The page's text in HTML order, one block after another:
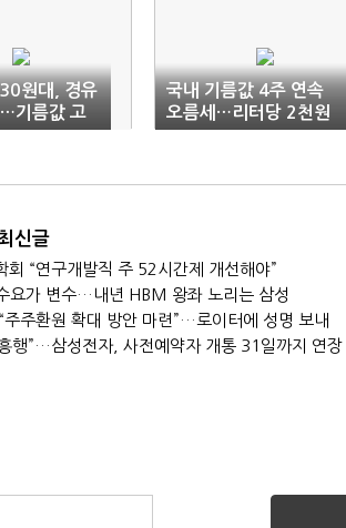
원대, 경유
기름값 고
국내 기름값 4주 연속
오름세…리터당 2천원
돌파
신글
회 “연구개발직 주 52시간제 개선해야”
요가 변수…내년 HBM 왕좌 노리는 삼성
주주환원 확대 방안 마련”…로이터에 성명 보내
행”…삼성전자, 사전예약자 개통 31일까지 연장